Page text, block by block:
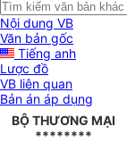
Nội dung VB
Văn bản gốc
Tiếng anh
Lược đồ
VB liên quan
Bản án áp dụng
BỘ THƯƠNG MẠI
********